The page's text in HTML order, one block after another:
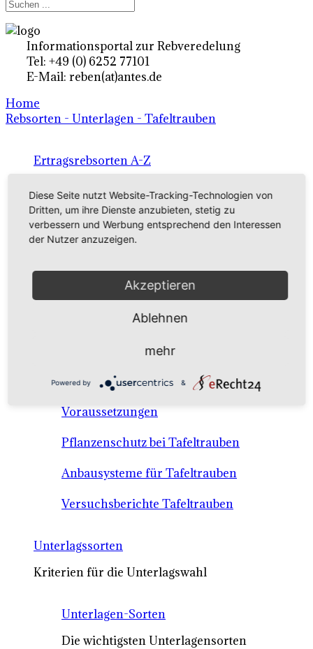
Informationsportal zur Rebveredelung
Tel: +49 (0) 6252 77101
E-Mail: reben(at)antes.de
Home
Rebsorten - Unterlagen - Tafeltrauben
Ertragsrebsorten A-Z
Rebsorten international
Tafeltraubensorten
Anbausysteme & Recht
Voraussetzungen
Pflanzenschutz bei Tafeltrauben
Anbausysteme für Tafeltrauben
Versuchsberichte Tafeltrauben
Unterlagssorten
Kriterien für die Unterlagswahl
Unterlagen-Sorten
Die wichtigsten Unterlagensorten
Diese Seite nutzt Website-Tracking-Technologien von
Dritten, um ihre Dienste anzubieten, stetig zu
verbessern und Werbung entsprechend den Interessen
der Nutzer anzuzeigen.
Akzeptieren
Ablehnen
mehr
Powered by &